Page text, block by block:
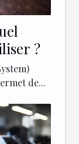
?
de...